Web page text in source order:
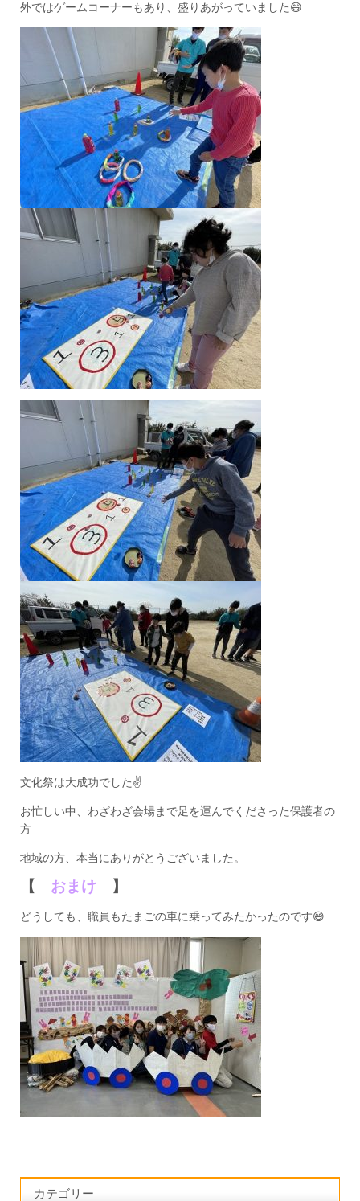
外ではゲームコーナーもあり、盛りあがっていました😄
文化祭は大成功でした✌
お忙しい中、わざわざ会場まで足を運んでくださった保護者の
方
地域の方、本当にありがとうございました。
【 おまけ 】
どうしても、職員もたまごの車に乗ってみたかったのです😅
カテゴリー